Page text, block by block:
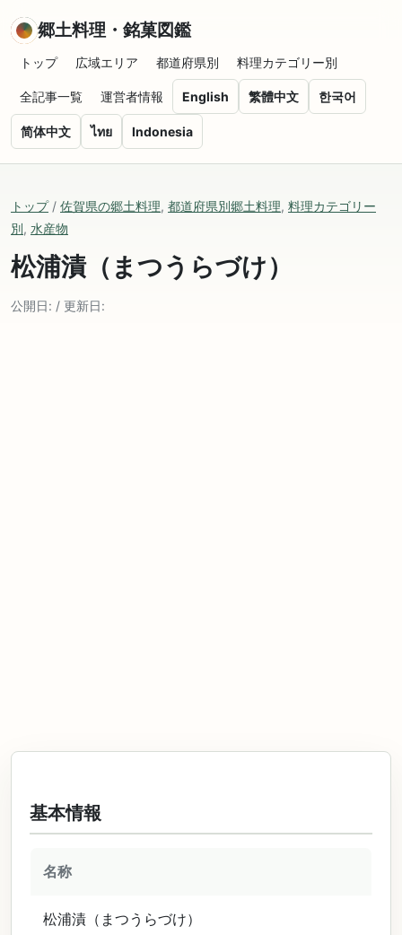
郷土料理・銘菓図鑑
トップ 広域エリア 都道府県別 料理カテゴリー別
全記事一覧 運営者情報 English 繁體中文 한국어
简体中文 ไทย Indonesia
トップ/ 佐賀県の郷土料理, 都道府県別郷土料理, 料理カテゴリー
別, 水産物
松浦漬（まつうらづけ）
公開日: / 更新日:
基本情報
名称
松浦漬（まつうらづけ）